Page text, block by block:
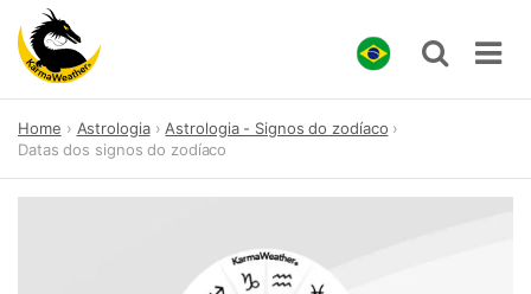
content
Home Astrologia
Astrologia - Signos do zodíaco
Datas dos signos do zodíaco